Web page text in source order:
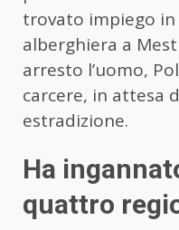
trovato impiego
alberghiera a
arresto l’uomo,
carcere, in attesa
estradizione.
Ha
quattro